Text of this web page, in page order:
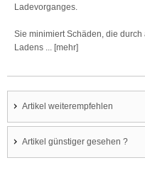
Ladevorganges.
Sie minimiert Schäden, die
Ladens ... [mehr]
Artikel weiterempfehlen
Artikel günstiger gesehen ?